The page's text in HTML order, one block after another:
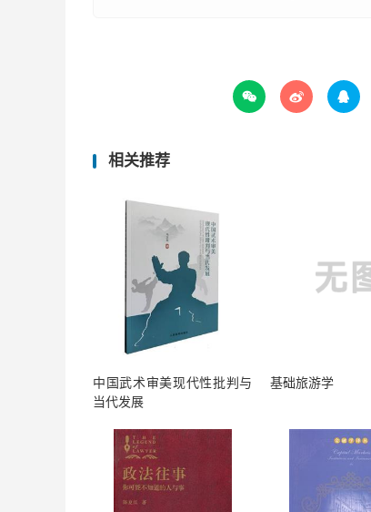
  
相关推荐
中国武术审美现代性批判与
当代发展
基础旅游学